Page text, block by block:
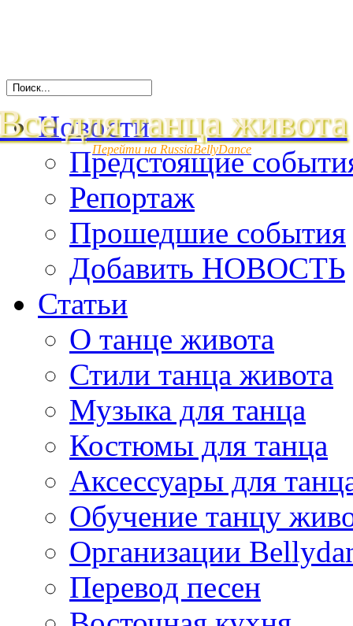
для танца живота
Перейти на RussiaBellyDance
Новости
Предстоящие
Репортаж
Прошедшие события
Добавить НОВОСТЬ
Статьи
О танце живота
Стили танца живота
Музыка для танца
Костюмы для танца
Аксессуары для
Обучение танцу
Организации
Перевод песен